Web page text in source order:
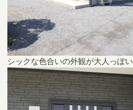
シックな色合いの外観が大人っぽい